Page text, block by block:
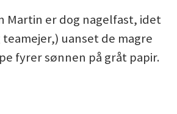
Martin er dog nagelfast, idet
uanset de magre
fyrer sønnen på gråt papir.